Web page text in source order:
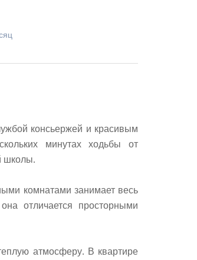
консьержей и красивым
минутах ходьбы от
школы.
комнатами занимает весь
отличается просторными
атмосферу. В квартире